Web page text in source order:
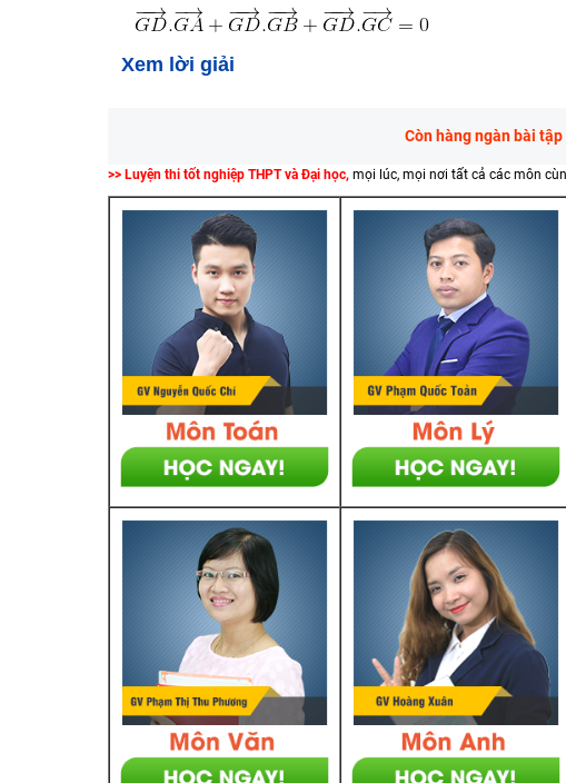
Luyện thi vào lớp 10 môn Toán, Văn, Hóa, Anh, Lý với giáo viên giỏi
Xem lời giải
Còn hàng ngàn bài
>> Luyện thi tốt nghiệp THPT và Đại học, mọi lúc, mọi nơi tất cả các môn